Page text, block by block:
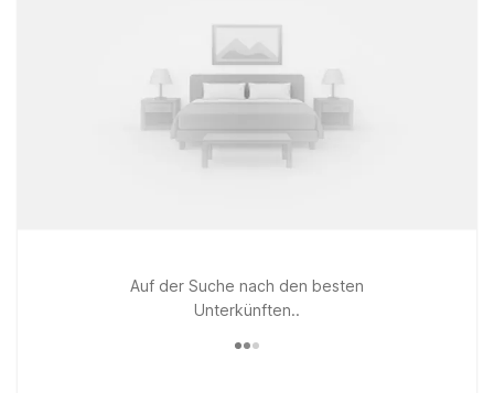
Auf der Suche nach den besten
Unterkünften..